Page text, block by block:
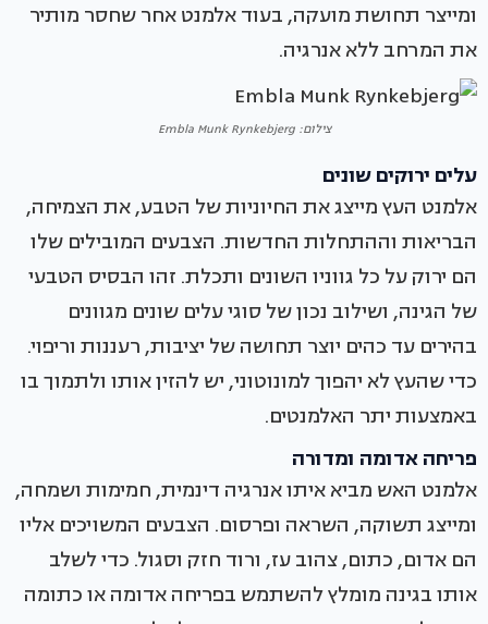
ומייצר תחושת מועקה, בעוד אלמנט אחר שחסר מותיר
את המרחב ללא אנרגיה.
צילום: Embla Munk Rynkebjerg
עלים ירוקים שונים
אלמנט העץ מייצג את החיוניות של הטבע, את הצמיחה,
הבריאות וההתחלות החדשות. הצבעים המובילים שלו
הם ירוק על כל גווניו השונים ותכלת. זהו הבסיס הטבעי
של הגינה, ושילוב נכון של סוגי עלים שונים מגוונים
בהירים עד כהים יוצר תחושה של יציבות, רעננות וריפוי.
כדי שהעץ לא יהפוך למונוטוני, יש להזין אותו ולתמוך בו
באמצעות יתר האלמנטים.
פריחה אדומה ומדורה
אלמנט האש מביא איתו אנרגיה דינמית, חמימות ושמחה,
ומייצג תשוקה, השראה ופרסום. הצבעים המשויכים אליו
הם אדום, כתום, צהוב עז, ורוד חזק וסגול. כדי לשלב
אותו בגינה מומלץ להשתמש בפריחה אדומה או כתומה